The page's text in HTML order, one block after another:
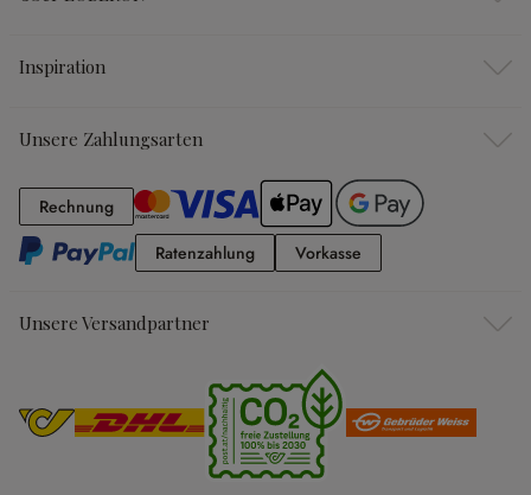
Inspiration
Unsere Zahlungsarten
RechnungRechnung
RatenzahlungRatenzahlung
Vorkasse
Unsere Versandpartner